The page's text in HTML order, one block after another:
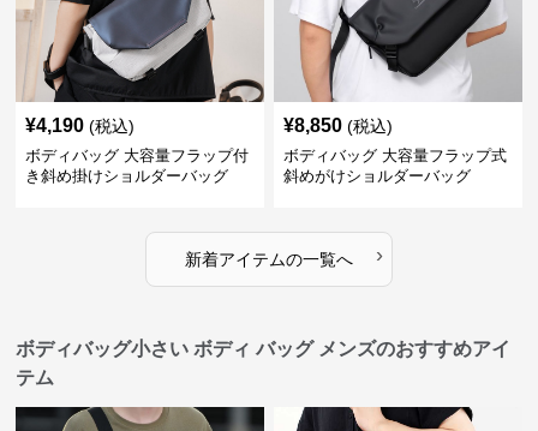
¥4,190 (税込)
ボディバッグ 大容量フラップ付
き斜め掛けショルダーバッグ
¥8,850 (税込)
ボディバッグ 大容量フラップ式
斜めがけショルダーバッグ
新着アイテムの一覧へ ›
ボディバッグ小さい ボディ バッグ メンズのおすすめアイ
テム